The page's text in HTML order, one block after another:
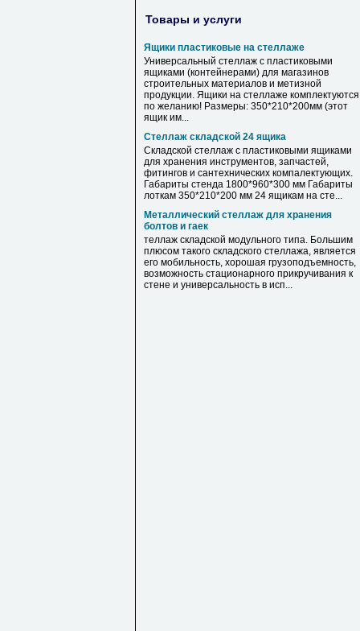
Товары и услуги
Ящики пластиковые на стеллаже
Универсальный стеллаж с пластиковыми
ящиками (контейнерами) для магазинов
строительных материалов и метизной
продукции. Ящики на стеллаже комплектуются
по желанию! Размеры: 350*210*200мм (этот
ящик им...
Стеллаж складской 24 ящика
Складской стеллаж с пластиковыми ящиками
для хранения инструментов, запчастей,
фитингов и сантехнических компалектующих.
Габариты стенда 1800*960*300 мм Габариты
лоткам 350*210*200 мм 24 ящикам на сте...
Металлический стеллаж для хранения
болтов и гаек
теллаж складской модульного типа. Большим
плюсом такого складского стеллажа, является
его мобильность, хорошая грузоподъемность,
возможность стационарного прикручивания к
стене и универсальность в исп...